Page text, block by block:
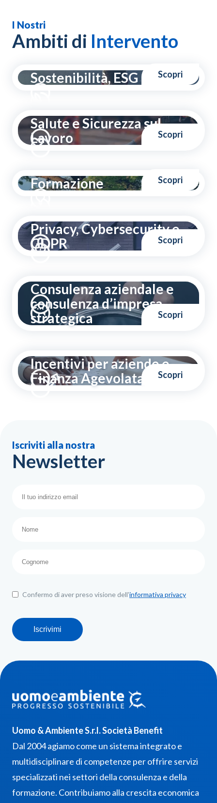
I Nostri
Ambiti di Intervento
Sostenibilità, ESG Scopri
Salute e Sicurezza sul
Lavoro
Scopri
Formazione Scopri
Privacy, Cybersecurity e
GDPR
Scopri
Consulenza aziendale e
consulenza d’impresa
strategica
Scopri
Incentivi per aziende e
Finanza Agevolata
Scopri
Iscriviti alla nostra
Newsletter
Confermo di aver preso visione dell'informativa privacy
Iscrivimi
Uomo & Ambiente S.r.l. Società Benefit
Dal 2004 agiamo come un sistema integrato e
multidisciplinare di competenze per offrire servizi
specializzati nei settori della consulenza e della
formazione. Contribuiamo alla crescita economica